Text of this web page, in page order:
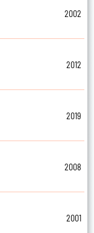
2002
2012
2019
2008
2001